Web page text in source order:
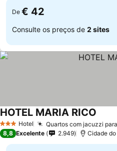
De € 42
Consulte os preços de 2 sites
3 EstrelasHotel Quartos com jacuzzi
HOTEL MARIA RICO
8,8 Excelente 2.949 Cidade